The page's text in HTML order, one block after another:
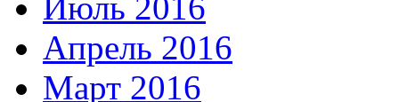
Апрель 2016
Март 2016